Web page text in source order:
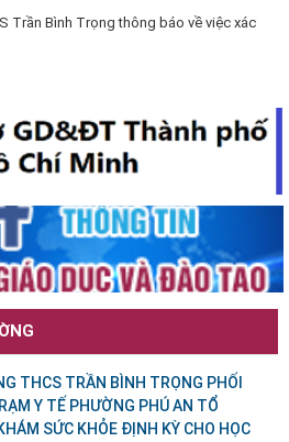
Trần Bình Trọng thông báo về việc xác
THCS TRẦN BÌNH TRỌNG PHỐI
Y TẾ PHƯỜNG PHÚ AN TỔ
SỨC KHỎE ĐỊNH KỲ CHO HỌC